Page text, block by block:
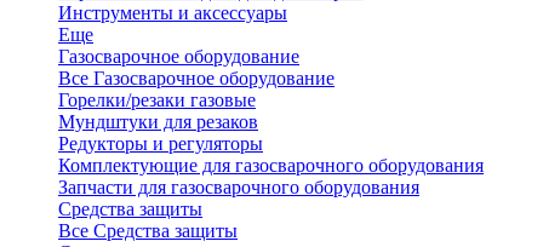
Инструменты и аксессуары
Еще
Газосварочное оборудование
Все Газосварочное оборудование
Горелки/резаки газовые
Мундштуки для резаков
Редукторы и регуляторы
Комплектующие для газосварочного оборудования
Запчасти для газосварочного оборудования
Средства защиты
Все Средства защиты